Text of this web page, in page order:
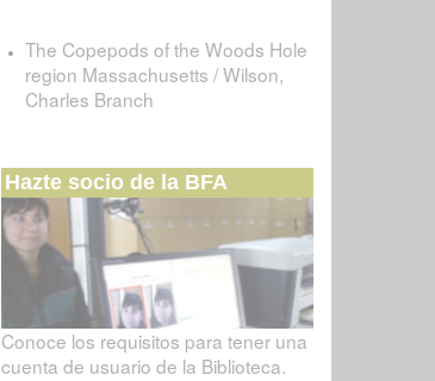
The Copepods of the Woods Hole
region Massachusetts / Wilson,
Charles Branch
Hazte socio de la BFA
Conoce los requisitos para tener una
cuenta de usuario de la Biblioteca.